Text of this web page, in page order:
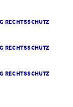
RECHTSSCHUTZ
RECHTSSCHUTZ
RECHTSSCHUTZ